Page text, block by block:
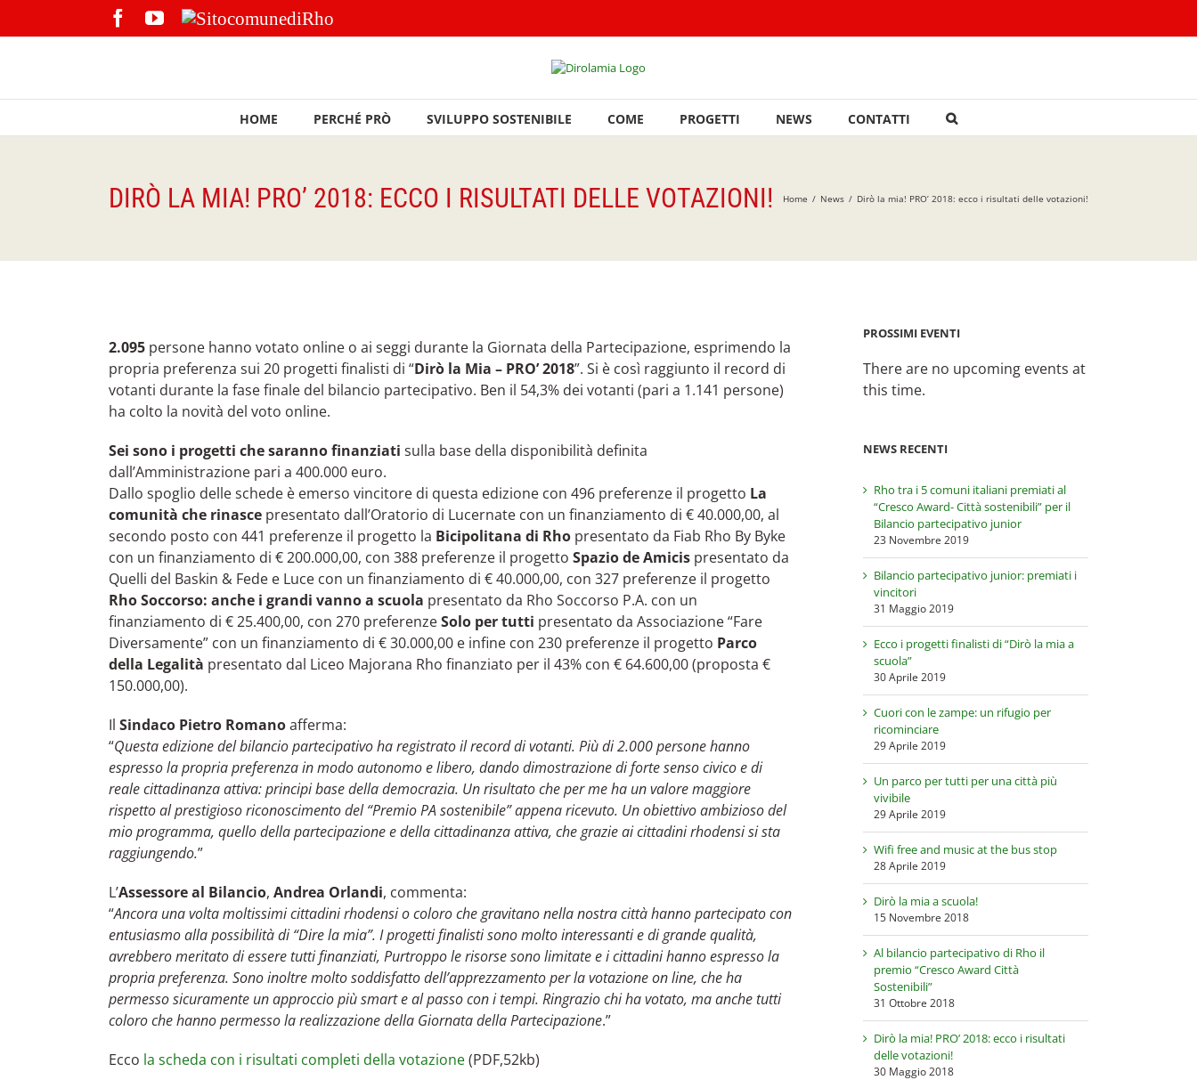
content
Facebook
YouTube
Sito
comune
HOME PERCHÉ PRÒ SVILUPPO SOSTENIBILE COME PROGETTI NEWS CONTATTI
DIRÒ LA MIA! PRO’ 2018: ECCO I RISULTATI DELLE VOTAZIONI! Home / News / Dirò la mia! PRO’ 2018: ecco i risultati delle votazioni!
Image
2.095 persone hanno votato online o ai seggi durante la Giornata della Partecipazione, esprimendo la
propria preferenza sui 20 progetti finalisti di “Dirò la Mia – PRO’ 2018”. Si è così raggiunto il record di
votanti durante la fase finale del bilancio partecipativo. Ben il 54,3% dei votanti (pari a 1.141 persone)
ha colto la novità del voto online.
Sei sono i progetti che saranno finanziati sulla base della disponibilità definita
dall’Amministrazione pari a 400.000 euro.
Dallo spoglio delle schede è emerso vincitore di questa edizione con 496 preferenze il progetto La
comunità che rinasce presentato dall’Oratorio di Lucernate con un finanziamento di € 40.000,00, al
secondo posto con 441 preferenze il progetto la Bicipolitana di Rho presentato da Fiab Rho By Byke
con un finanziamento di € 200.000,00, con 388 preferenze il progetto Spazio de Amicis presentato da
Quelli del Baskin & Fede e Luce con un finanziamento di € 40.000,00, con 327 preferenze il progetto
Rho Soccorso: anche i grandi vanno a scuola presentato da Rho Soccorso P.A. con un
finanziamento di € 25.400,00, con 270 preferenzeSolo per tutti presentato da Associazione “Fare
Diversamente” con un finanziamento di € 30.000,00 e infine con 230 preferenze il progetto Parco
della Legalità presentato dal Liceo Majorana Rho finanziato per il 43% con € 64.600,00 (proposta €
150.000,00).
Il Sindaco Pietro Romanoafferma:
“Questa edizione del bilancio partecipativo ha registrato il record di votanti. Più di 2.000 persone hanno
espresso la propria preferenza in modo autonomo e libero, dando dimostrazione di forte senso civico e di
reale cittadinanza attiva: principi base della democrazia. Un risultato che per me ha un valore maggiore
rispetto al prestigioso riconoscimento del “Premio PA sostenibile” appena ricevuto. Un obiettivo ambizioso del
mio programma, quello della partecipazione e della cittadinanza attiva, che grazie ai cittadini rhodensi si sta
raggiungendo.”
L’Assessore al Bilancio, Andrea Orlandi, commenta:
“Ancora una volta moltissimi cittadini rhodensi o coloro che gravitano nella nostra città hanno partecipato con
entusiasmo alla possibilità di “Dire la mia”. I progetti finalisti sono molto interessanti e di grande qualità,
avrebbero meritato di essere tutti finanziati, Purtroppo le risorse sono limitate e i cittadini hanno espresso la
propria preferenza. Sono inoltre molto soddisfatto dell’apprezzamento per la votazione on line, che ha
permesso sicuramente un approccio più smart e al passo con i tempi. Ringrazio chi ha votato, ma anche tutti
coloro che hanno permesso la realizzazione della Giornata della Partecipazione.”
Ecco la scheda con i risultati completi della votazione(PDF,52kb)
PROSSIMI EVENTI
There are no upcoming events at
this time.
NEWS RECENTI
Rho tra i 5 comuni italiani premiati al
“Cresco Award- Città sostenibili” per il
Bilancio partecipativo junior
23 Novembre 2019
Bilancio partecipativo junior: premiati i
vincitori
31 Maggio 2019
Ecco i progetti finalisti di “Dirò la mia a
scuola”
30 Aprile 2019
Cuori con le zampe: un rifugio per
ricominciare
29 Aprile 2019
Un parco per tutti per una città più
vivibile
29 Aprile 2019
Wifi free and music at the bus stop
28 Aprile 2019
Dirò la mia a scuola!
15 Novembre 2018
Al bilancio partecipativo di Rho il
premio “Cresco Award Città
Sostenibili”
31 Ottobre 2018
Dirò la mia! PRO’ 2018: ecco i risultati
delle votazioni!
30 Maggio 2018